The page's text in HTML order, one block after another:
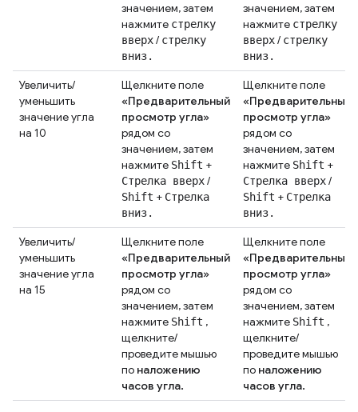
значением, затем
нажмите стрелку
вверх/ стрелку
вниз.
значением, затем
нажмите стрелку
вверх/ стрелку
вниз.
Увеличить/
уменьшить
значение угла
на 10
Щелкните поле
«Предварительный
просмотр угла»
рядом со
значением, затем
нажмите Shift +
Стрелка вверх/
Shift + Стрелка
вниз.
Щелкните поле
«Предварительный
просмотр угла»
рядом со
значением, затем
нажмите Shift +
Стрелка вверх/
Shift + Стрелка
вниз.
Увеличить/
уменьшить
значение угла
на 15
Щелкните поле
«Предварительный
просмотр угла»
рядом со
значением, затем
нажмите Shift ,
щелкните/
проведите мышью
по наложению
часов угла.
Щелкните поле
«Предварительный
просмотр угла»
рядом со
значением, затем
нажмите Shift ,
щелкните/
проведите мышью
по наложению
часов угла.